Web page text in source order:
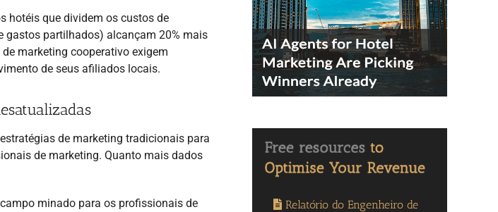
hotéis que dividem os custos de
gastos partilhados) alcançam 20% mais
marketing cooperativo exigem
de seus afiliados locais.
de marketing tradicionais para
de marketing. Quanto mais dados
minado para os profissionais de
Relatório do Engenheiro de